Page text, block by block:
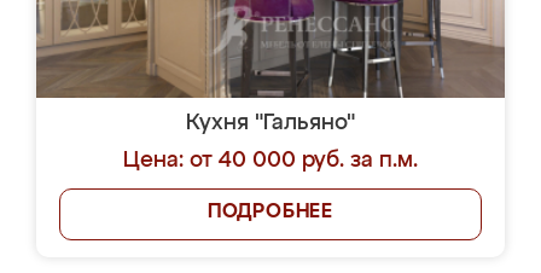
Кухня "Гальяно"
Цена: от 40 000 руб. за п.м.
ПОДРОБНЕЕ